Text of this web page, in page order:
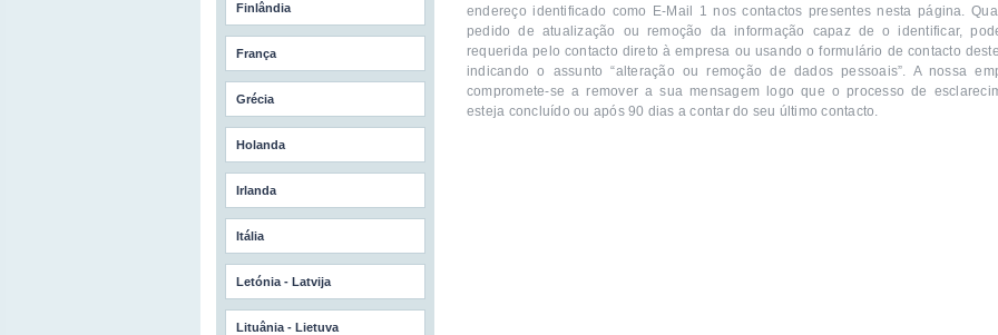
Finlândia
França
Grécia
Holanda
Irlanda
Itália
Letónia - Latvija
Lituânia - Lietuva
endereço identificado como E-Mail 1 nos contactos presentes nesta página.
pedido de atualização ou remoção da informação capaz de o identificar,
requerida pelo contacto direto à empresa ou usando o formulário de contacto
indicando o assunto “alteração ou remoção de dados pessoais”. A nossa
compromete-se a remover a sua mensagem logo que o processo de
esteja concluído ou após 90 dias a contar do seu último contacto.